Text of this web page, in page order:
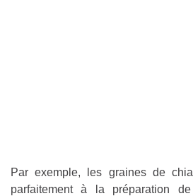
Par exemple, les graines de
parfaitement à la préparation